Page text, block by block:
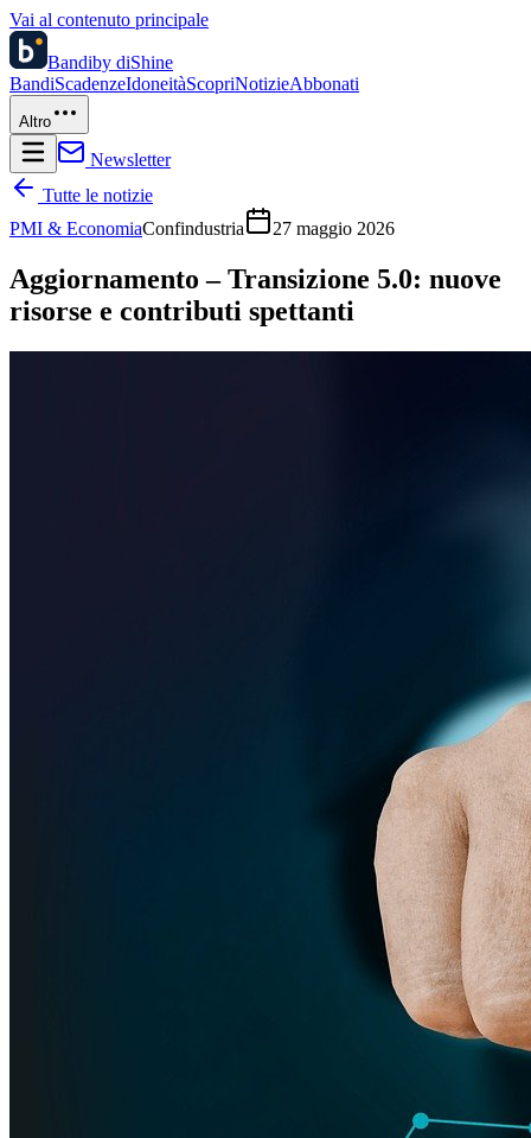
Vai al contenuto principale
Bandiby diShine
BandiScadenzeIdoneitàScopriNotizieAbbonati
Altro
Newsletter
Tutte le notizie
PMI & EconomiaConfindustria 27 maggio 2026
Aggiornamento – Transizione 5.0: nuove
risorse e contributi spettanti